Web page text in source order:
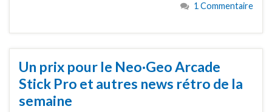
1 Commentaire
Un prix pour le Neo·Geo Arcade
Stick Pro et autres news rétro de la
semaine